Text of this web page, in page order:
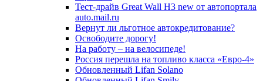
Тест-драйв Great Wall H3 new от автопортала
auto.mail.ru
Вернут ли льготное автокредитование?
Освободите дорогу!
На работу – на велосипеде!
Россия перешла на топливо класса «Евро-4»
Обновленный Lifan Solano